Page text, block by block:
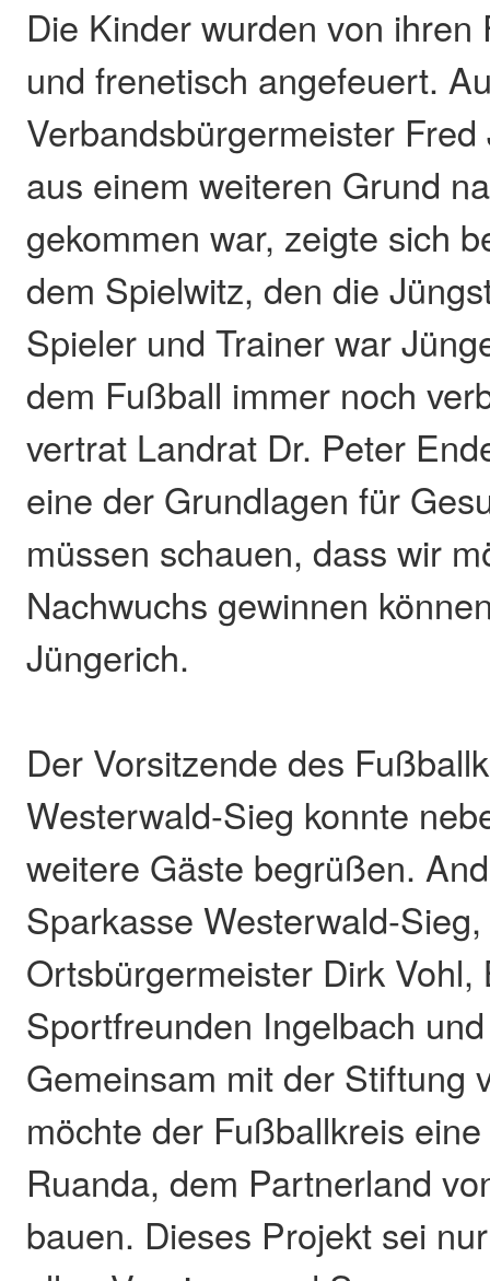
Die Kinder wurden von ihren
und frenetisch angefeuert.
Verbandsbürgermeister
aus einem weiteren Grund
gekommen war, zeigte sich
dem Spielwitz, den die
Spieler und Trainer war
dem Fußball immer noch
vertrat Landrat Dr. Peter
eine der Grundlagen für
müssen schauen, dass wir
Nachwuchs gewinnen
Jüngerich.
Der Vorsitzende des
Westerwald-Sieg konnte
weitere Gäste begrüßen.
Sparkasse Westerwald-Sieg,
Ortsbürgermeister Dirk
Sportfreunden Ingelbach
Gemeinsam mit der Stiftung
möchte der Fußballkreis
Ruanda, dem Partnerland
bauen. Dieses Projekt sei